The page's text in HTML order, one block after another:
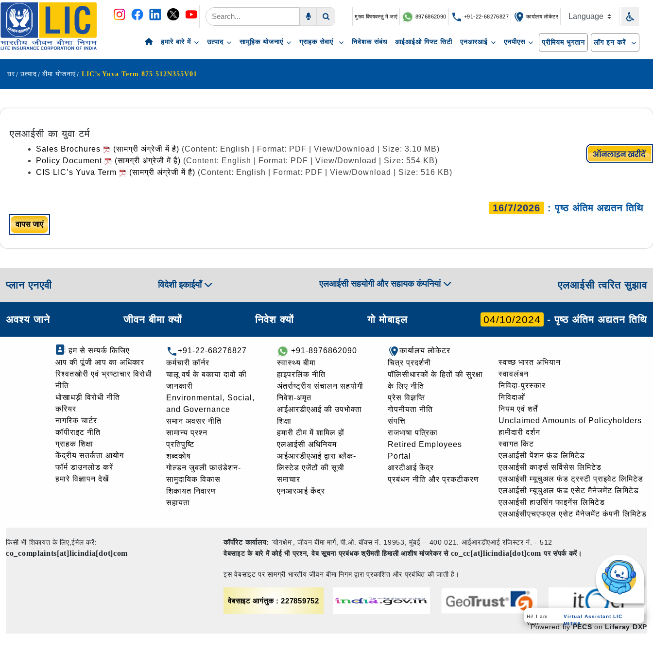
नेविगेशन
सामग्री पर छोड़ें
मुख्य विषयवस्तु में जाएं 8976862090 +91-22-68276827 कार्यालय लोकेटर
हमारे बारे में उत्पाद सामूहिक योजनाएं ग्राहक सेवाएं निवेशक संबंध आईआईओ गिफ्ट सिटी एनआरआई एनपीएस प्रीमियम भुगतान लॉग इन करें
घर उत्पाद बीमा योजनाएं LIC’s Yuva Term 875 512N355V01
एलआईसी का युवा टर्म
Sales Brochures (सामग्री अंग्रेजी में है) (Content: English | Format: PDF | View/Download | Size: 3.10 MB)
Policy Document
(सामग्री अंग्रेजी में है) (Content: English | Format: PDF | View/Download | Size: 554 KB)
CIS LIC’s Yuva Term
(सामग्री अंग्रेजी में है) (Content: English | Format: PDF | View/Download | Size: 516 KB)
16/7/2026 : पृष्ठ अंतिम अद्यतन तिथि
वापस जाएं
प्लान एनएवी विदेशी इकाईयाँ एलआईसी सहयोगी और सहायक कंपनियां एलआईसी त्वरित सुझाव
अवश्य जाने जीवन बीमा क्यों निवेश क्यों गो मोबाइल 04/10/2024 - पृष्ठ अंतिम अद्यतन तिथि
हम से सम्पर्क किजिए
आप की पूंजी आप का अधिकार
रिश्वतखोरी एवं भ्रष्टाचार विरोधी
नीति
धोखाधड़ी विरोधी नीति
करियर
नागरिक चार्टर
कॉपीराइट नीति
ग्राहक शिक्षा
केंद्रीय सतर्कता आयोग
फॉर्म डाउनलोड करें
हमारे विज्ञापन देखें
+91-22-68276827
कर्मचारी कॉर्नर
चालू वर्ष के बकाया दावों की
जानकारी
Environmental, Social,
and Governance
समान अवसर नीति
सामान्य प्रश्न
प्रतिपुष्टि
शब्दकोष
गोल्‍डन जुबली फ़ाउंडेशन-
सामुदायिक विकास
शिकायत निवारण
सहायता
+91-8976862090
स्वास्थ्य बीमा
हाइपरलिंक नीति
अंतर्राष्ट्रीय संचालन सहयोगी
निवेश-अमृत
आईआरडीएआई की उपभोक्ता
शिक्षा
हमारी टीम में शामिल हों
एलआईसी अधिनियम
आईआरडीएआई द्वारा ब्लैक-
लिस्टेड एजेंटों की सूची
समाचार
एनआरआई केंद्र
कार्यालय लोकेटर
चित्र प्रदर्शनी
पॉलिसीधारकों के हितों की सुरक्षा
के लिए नीति
प्रेस विज्ञप्ति
गोपनीयता नीति
संपत्ति
राजभाषा पत्रिका
Retired Employees
Portal
आरटीआई केंद्र
प्रबंधन नीति और प्रकटीकरण
स्वच्छ भारत अभियान
स्वावलंबन
निविदा-पुरस्कार
निविदाओं
नियम एवं शर्तें
Unclaimed Amounts of Policyholders
हामीदारी दर्शन
स्वागत किट
एलआईसी पेंशन फ़ंड लिमिटेड
एलआईसी कार्ड्स सर्विसेस लिमिटेड
एलआईसी म्यूचुअल फंड ट्रस्टी प्राइवेट लिमिटेड
एलआईसी म्यूचुअल फंड एसेट मैनेजमेंट लिमिटेड
एलआईसी हाउसिंग फाइनेंस लिमिटेड
एलआईसीएचएफएल एसेट मैनेजमेंट कंपनी लिमिटेड
किसी भी शिकायत के लिए,ईमेल करें:
co_complaints[at]licindia[dot]com
कॉर्पोरेट कार्यालय: 'योगक्षेम', जीवन बीमा मार्ग, पी.ओ. बॉक्स नं. 19953, मुंबई – 400 021. आईआरडीएआई रजिस्टर नं. - 512
वेबसाइट के बारे में कोई भी प्रश्न, वेब सूचना प्रबंधक श्रीमती हिमाली आशीष मांजरेकर से co_cc[at]licindia[dot]comपर संपर्क करें।
इस वेबसाइट पर सामग्री भारतीय जीवन बीमा निगम द्वारा प्रकाशित और प्रबंधित की जाती है।
वेबसाइट आगंतुक : 227859752
Powered byPECSonLiferay DXP
Hi! I am
Your
Virtual Assistant LIC
MITRA